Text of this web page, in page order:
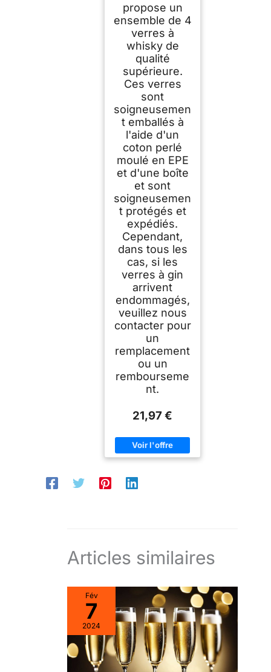
propose un
ensemble de 4
verres à
whisky de
qualité
supérieure.
Ces verres
sont
soigneusemen
t emballés à
l'aide d'un
coton perlé
moulé en EPE
et d'une boîte
et sont
soigneusemen
t protégés et
expédiés.
Cependant,
dans tous les
cas, si les
verres à gin
arrivent
endommagés,
veuillez nous
contacter pour
un
remplacement
ou un
rembourseme
nt.
21,97 €
Articles similaires
Fév
7
2024